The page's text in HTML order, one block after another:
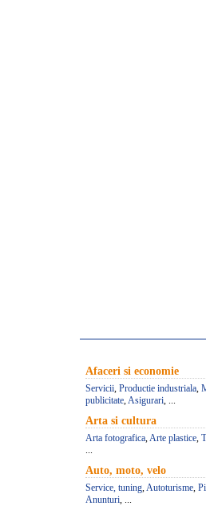
Afaceri si economie
Servicii, Productie industriala,
publicitate,Asigurari, ...
Arta si cultura
Arta fotografica,Arte plastice,
...
Auto, moto, velo
Service, tuning,Autoturisme,
Anunturi, ...